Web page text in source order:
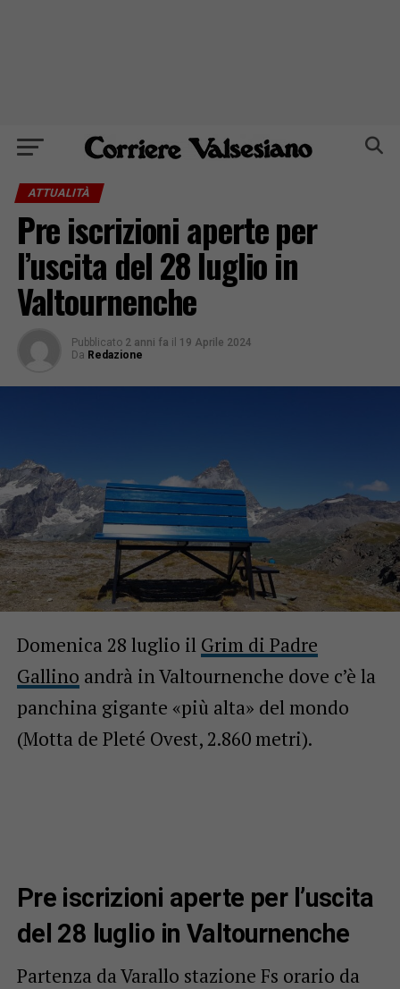
ATTUALITÀ
Pre iscrizioni aperte per
l’uscita del 28 luglio in
Valtournenche
Pubblicato 2 anni fa il 19 Aprile 2024
Da Redazione
Domenica 28 luglio il Grim di Padre
Gallino andrà in Valtournenche dove c’è la
panchina gigante «più alta» del mondo
(Motta de Pleté Ovest, 2.860 metri).
Pre iscrizioni aperte per l’uscita
del 28 luglio in Valtournenche
Partenza da Varallo stazione Fs orario da